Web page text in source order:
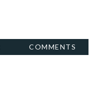
COMMENTS